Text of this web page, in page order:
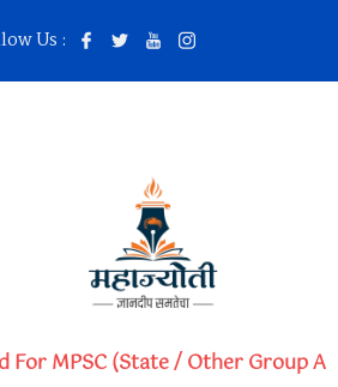
Us :
MPSC (State / Other Group A